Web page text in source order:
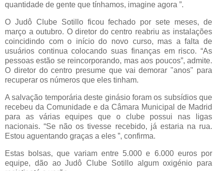
quantidade de gente que tínhamos, imagine agora ”.
O Judô Clube Sotillo ficou fechado por sete meses, de
março a outubro. O diretor do centro reabriu as instalações
coincidindo com o início do novo curso, mas a falta de
usuários continua colocando suas finanças em risco. “As
pessoas estão se reincorporando, mas aos poucos”, admite.
O diretor do centro presume que vai demorar "anos" para
recuperar os números que eles tinham.
A salvação temporária deste ginásio foram os subsídios que
recebeu da Comunidade e da Câmara Municipal de Madrid
para as várias equipes que o clube possui nas ligas
nacionais. “Se não os tivesse recebido, já estaria na rua.
Estou aguentando graças a eles ”, confirma.
Estas bolsas, que variam entre 5.000 e 6.000 euros por
equipe, dão ao Judô Clube Sotillo algum oxigénio para